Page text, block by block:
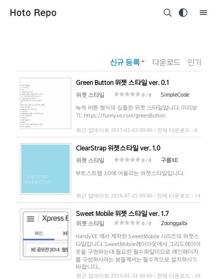
Hoto Repo
신규 등록 다운로드 인기
Green Button 위젯 스타일 ver. 0.1
위젯 스타일 0 / 0
SimpleCode
녹색 버튼 형식의 심플한 위젯 스타일입니다. 미리보
기: https://funnyxe.com/greenButton
최근 업데이트 2017-01-03 00:00 / 전체 다운로드 : 6
ClearStrap 위젯스타일 ver. 1.0
위젯 스타일 0 / 0
구름XE
부트스트랩 3.0에 어울리는 위젯스타일입니다.
최근 업데이트 2016-07-25 00:00 / 전체 다운로드 : 14
Sweet Mobile 위젯 스타일 ver. 1.7
위젯 스타일 0 / 0
2donggalbi
HandyXE 에서 제작한 SweetMobile 시리즈의 위젯스
타일입니다. SweetMobile레이아웃에서 그리드레이아
웃을 구현하는데 필요한 필수파일이므로 메인페이지
를 구성하시려는 분들께서는 필수적으로 설치하시기
바랍니다...
최근 업데이트 2015-01-31 00:00 / 전체 다운로드 : 10